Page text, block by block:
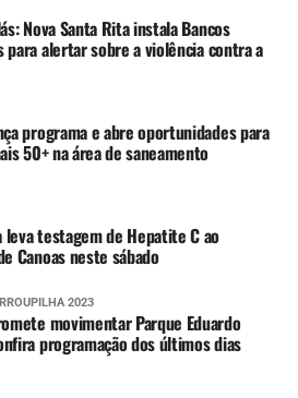
Nova Santa Rita instala Bancos
para alertar sobre a violência contra a
programa e abre oportunidades para
50+ na área de saneamento
leva testagem de Hepatite C ao
Canoas neste sábado
2023
movimentar Parque Eduardo
programação dos últimos dias